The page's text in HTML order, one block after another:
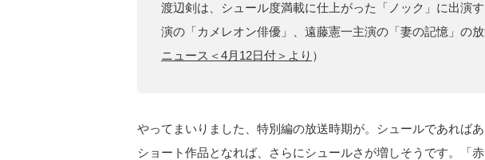
渡辺剣は、シュール度満載に仕上がった「ノック」に出演
演の「カメレオン俳優」、遠藤憲一主演の「妻の記憶」の
ニュース＜4月12日付＞より ）
やってまいりました、特別編の放送時期が。シュールであれば
ショート作品となれば、さらにシュールさが増しそうです。「